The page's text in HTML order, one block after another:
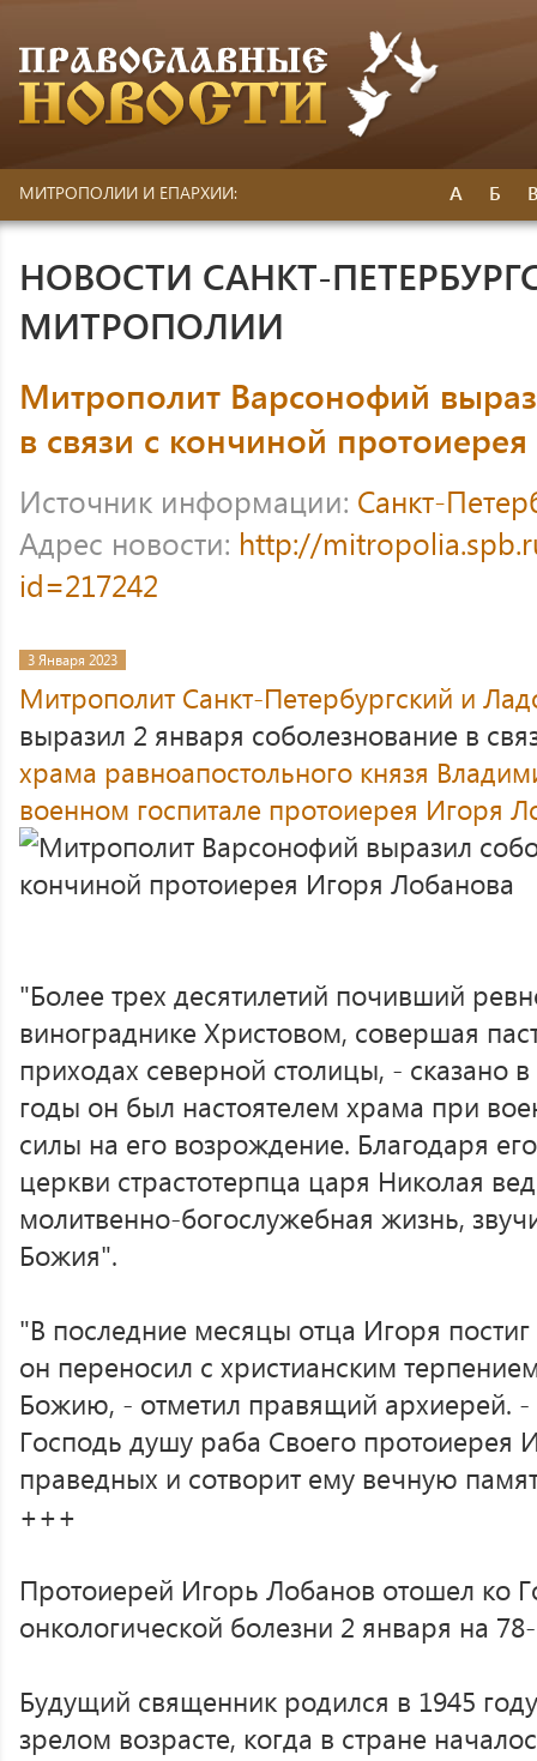
МИТРОПОЛИИ И ЕПАРХИИ: А Б
НОВОСТИ САНКТ-
МИТРОПОЛИИ
Митрополит Варсонофий
в связи с кончиной
Источник информации: Санкт-
Адрес новости: http://
id=217242
3 Января 2023
Митрополит Санкт-Петербургский и
выразил 2 января соболезнование в
храма равноапостольного князя
военном госпитале протоиерея Игоря
"Более трех десятилетий почивший
винограднике Христовом, совершая
приходах северной столицы, - сказано
годы он был настоятелем храма при
силы на его возрождение. Благодаря
церкви страстотерпца царя Николая
молитвенно-богослужебная жизнь,
Божия".
"В последние месяцы отца Игоря
он переносил с христианским
Божию, - отметил правящий архиерей.
Господь душу раба Своего протоиерея
праведных и сотворит ему вечную
+++
Протоиерей Игорь Лобанов отошел ко
онкологической болезни 2 января на
Будущий священник родился в 1945
зрелом возрасте, когда в стране